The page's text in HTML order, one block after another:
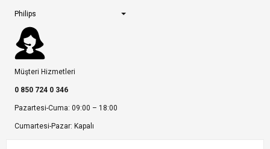
Philips
Müşteri Hizmetleri
0 850 724 0 346
Pazartesi-Cuma: 09:00 – 18:00
Cumartesi-Pazar: Kapalı